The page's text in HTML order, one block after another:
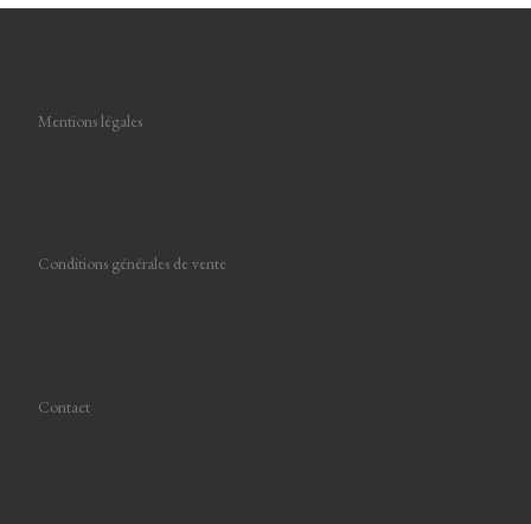
Mentions légales
Conditions générales de vente
Contact